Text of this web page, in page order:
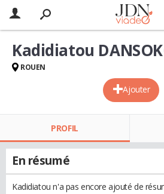
Ajouter
Kadidiatou
ROUEN
PROFIL
En résumé
Kadidiatou n'a pas encore ajouté de